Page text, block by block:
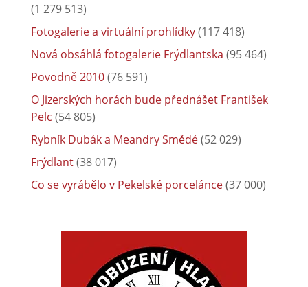
(1 279 513)
Fotogalerie a virtuální prohlídky(117 418)
Nová obsáhlá fotogalerie Frýdlantska (95 464)
Povodně 2010(76 591)
O Jizerských horách bude přednášet František
Pelc (54 805)
Rybník Dubák a Meandry Smědé(52 029)
Frýdlant(38 017)
Co se vyrábělo v Pekelské porcelánce(37 000)